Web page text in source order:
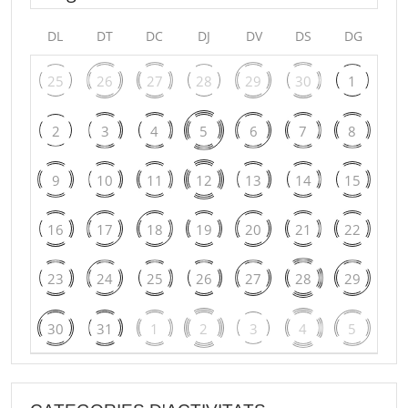
DL DT DC DJ DV DS DG
25 26 27 28 29 30 1
2 3 4 5 6 7 8
9 10 11 12 13 14 15
16 17 18 19 20 21 22
23 24 25 26 27 28 29
30 31 1 2 3 4 5